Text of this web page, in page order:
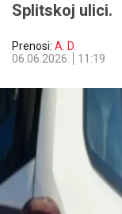
Splitskoj ulici.
Prenosi: A. D.
06.06.2026.
11:19